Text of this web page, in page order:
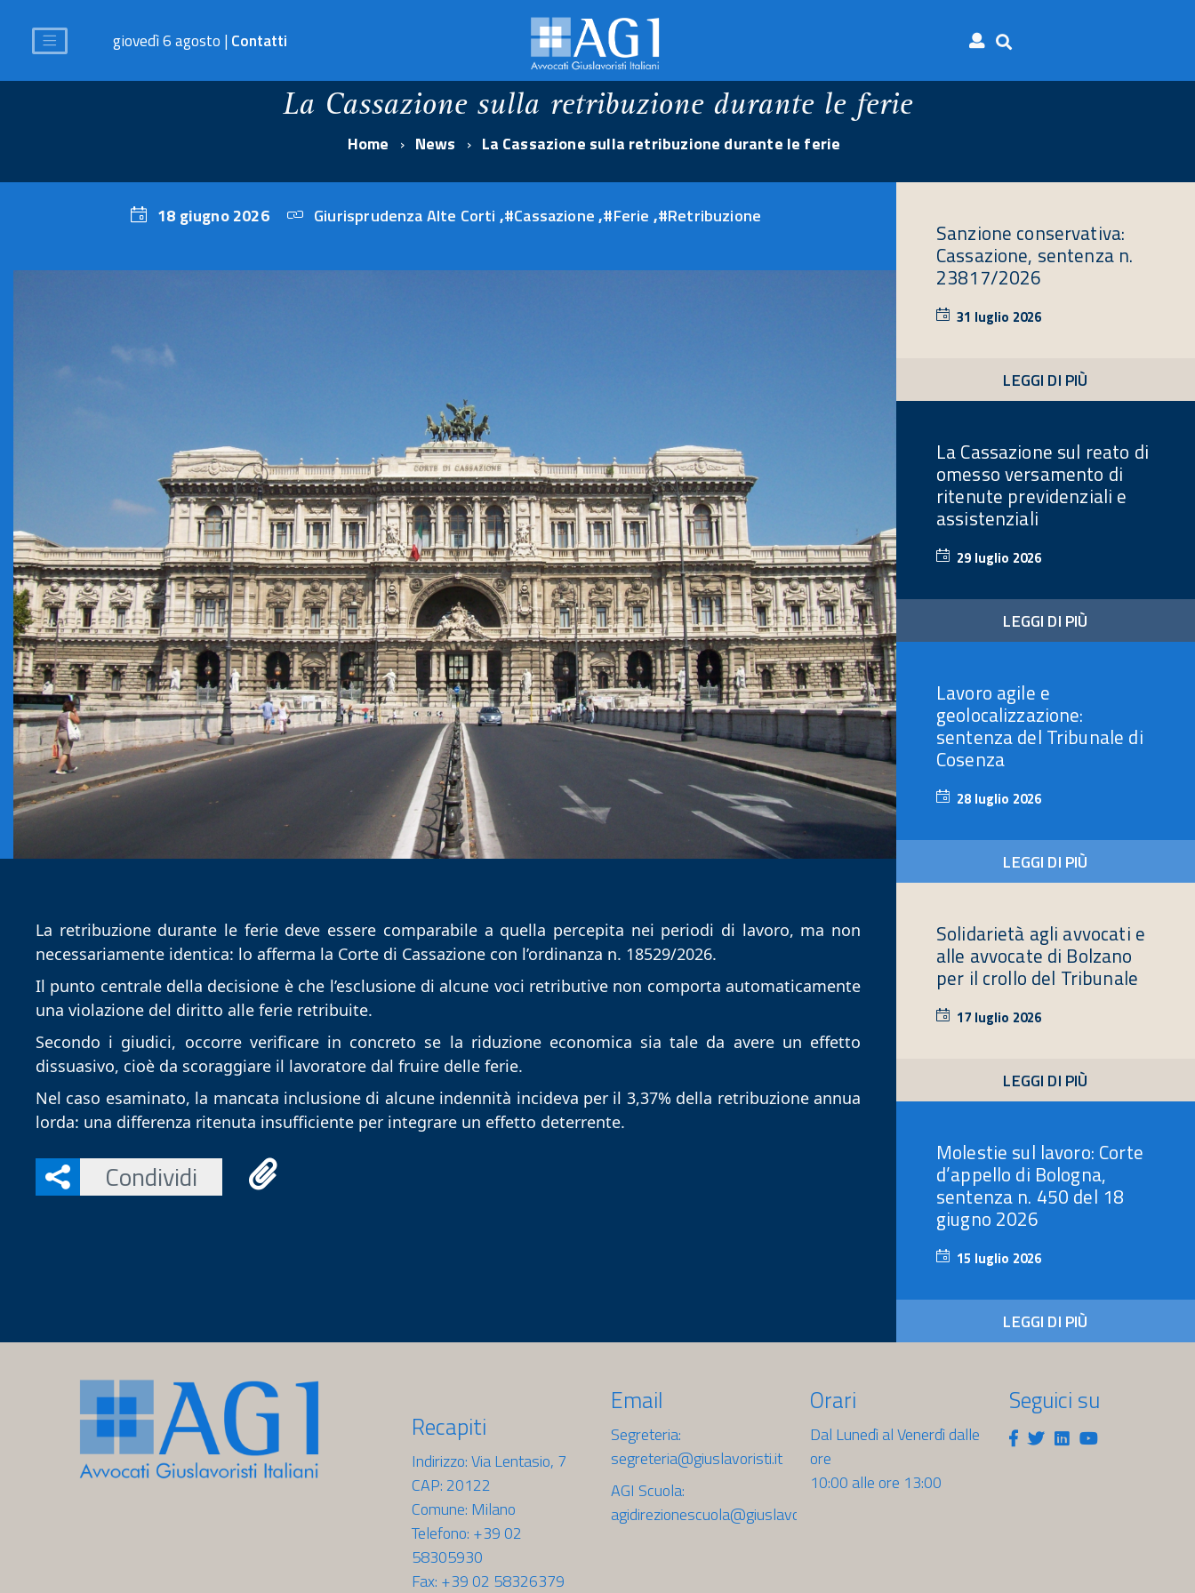
giovedì 6 agosto | Contatti
La Cassazione sulla retribuzione durante le ferie
Home News La Cassazione sulla retribuzione durante le ferie
18 giugno 2026
18
2026
Giurisprudenza Alte Corti ,#Cassazione,#Ferie ,#Retribuzione
La retribuzione durante le ferie deve essere comparabile a quella percepita nei periodi di lavoro, ma non
necessariamente identica: lo afferma la Corte di Cassazione con l’ordinanza n. 18529/2026.
Il punto centrale della decisione è che l’esclusione di alcune voci retributive non comporta automaticamente
una violazione del diritto alle ferie retribuite.
Secondo i giudici, occorre verificare in concreto se la riduzione economica sia tale da avere un effetto
dissuasivo, cioè da scoraggiare il lavoratore dal fruire delle ferie.
Nel caso esaminato, la mancata inclusione di alcune indennità incideva per il 3,37% della retribuzione annua
lorda: una differenza ritenuta insufficiente per integrare un effetto deterrente.
Condividi
Sanzione conservativa:
Cassazione, sentenza n.
23817/2026
31 luglio 2026
LEGGI DI PIÙ
La Cassazione sul reato di
omesso versamento di
ritenute previdenziali e
assistenziali
29 luglio 2026
2026
LEGGI DI PIÙ
Lavoro agile e
geolocalizzazione:
sentenza del Tribunale di
Cosenza
28 luglio 2026
2026
LEGGI DI PIÙ
Solidarietà agli avvocati e
alle avvocate di Bolzano
per il crollo del Tribunale
17 luglio 2026
LEGGI DI PIÙ
Molestie sul lavoro: Corte
d’appello di Bologna,
sentenza n. 450 del 18
giugno 2026
15 luglio 2026
2026
LEGGI DI PIÙ
Recapiti
Indirizzo: Via Lentasio, 7
CAP: 20122
Comune: Milano
Telefono: +39 02
58305930
Fax: +39 02 58326379
Email
Segreteria:
segreteria@giuslavoristi.it
AGI Scuola:
agidirezionescuola@giuslavoristi.it
Orari
Dal Lunedì al Venerdì dalle
ore
10:00 alle ore 13:00
Seguici su
Facebook
Twitter
LinkedinYoutube